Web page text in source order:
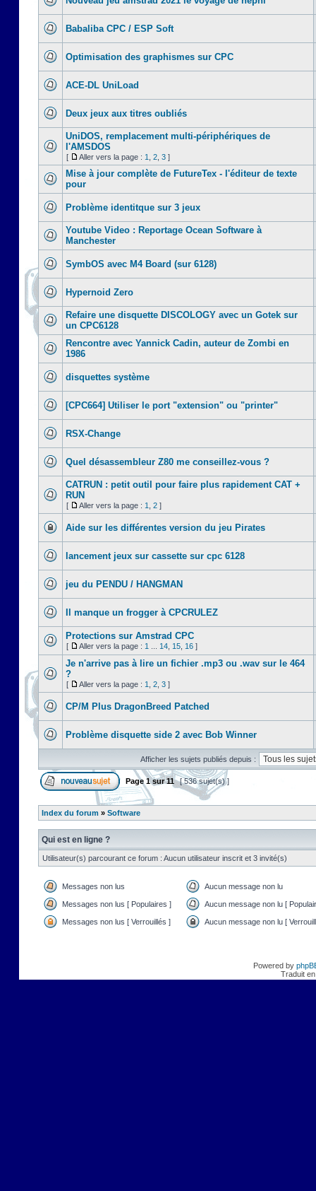
Babaliba CPC / ESP Soft
Optimisation des graphismes sur CPC
ACE-DL UniLoad
Deux jeux aux titres oubliés
UniDOS, remplacement multi-périphériques de
l'AMSDOS
[ Aller vers la page : 1 2 3 ]
Mise à jour complète de FutureTex - l'éditeur de texte
pour
Problème identitque sur 3 jeux
Youtube Video : Reportage Ocean Software à
Manchester
SymbOS avec M4 Board (sur 6128)
Hypernoid Zero
Refaire une disquette DISCOLOGY avec un Gotek sur
un CPC6128
Rencontre avec Yannick Cadin, auteur de Zombi en
1986
disquettes système
[CPC664] Utiliser le port "extension" ou "printer"
RSX-Change
Quel désassembleur Z80 me conseillez-vous ?
CATRUN : petit outil pour faire plus rapidement CAT +
RUN
[ Aller vers la page : 1 2 ]
Aide sur les différentes version du jeu Pirates
lancement jeux sur cassette sur cpc 6128
jeu du PENDU / HANGMAN
Il manque un frogger à CPCRULEZ
Protections sur Amstrad CPC
[ Aller vers la page : 1 14 15 16 ]
Je n'arrive pas à lire un fichier .mp3 ou .wav sur le 464
?
[ Aller vers la page : 1 2 3 ]
CP/M Plus DragonBreed Patched
Problème disquette side 2 avec Bob Winner
Afficher les sujets publiés depuis :
Page 1sur11 [ 536 sujet(s) ]
Index du forum » Software
Qui est en ligne ?
Utilisateur(s) parcourant ce forum : Aucun utilisateur inscrit et 3 invité(s)
Messages non lus Aucun message non lu
Messages non lus [ Populaires ] Aucun message non lu [
Messages non lus [ Verrouillés ] Aucun message non lu [
Powered by
Traduit